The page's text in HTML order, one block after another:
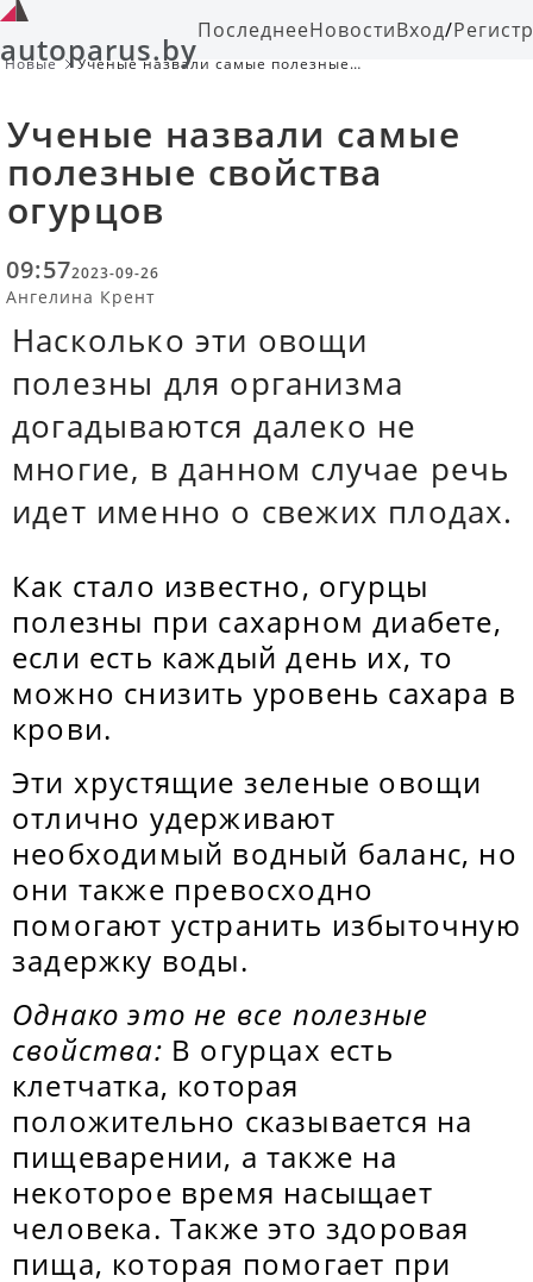
autoparus.byПоследнееНовостиВход/
Новые
Ученые назвали самые полезные
Ученые назвали самые
полезные свойства
огурцов
09:572023-09-26
Ангелина Крент
Насколько эти овощи
полезны для организма
догадываются далеко не
многие, в данном случае речь
идет именно о свежих плодах.
Как стало известно, огурцы
полезны при сахарном диабете,
если есть каждый день их, то
можно снизить уровень сахара в
крови.
Эти хрустящие зеленые овощи
отлично удерживают
необходимый водный баланс, но
они также превосходно
помогают устранить избыточную
задержку воды.
Однако это не все полезные
свойства: В огурцах есть
клетчатка, которая
положительно сказывается на
пищеварении, а также на
некоторое время насыщает
человека. Также это здоровая
пища, которая помогает при